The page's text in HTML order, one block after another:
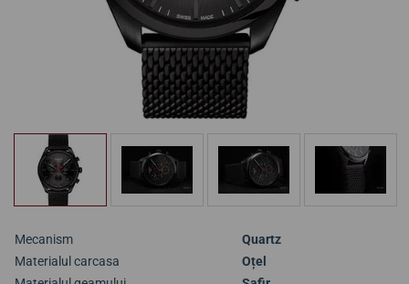
Mecanism
Quartz
Materialul carcasa
Oțel